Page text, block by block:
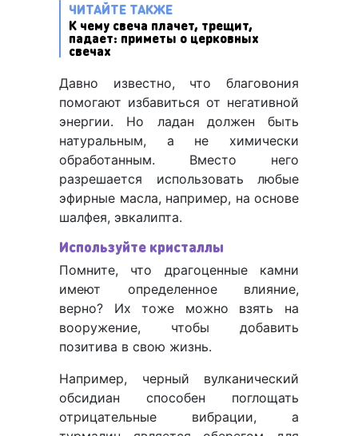
ЧИТАЙТЕ ТАКЖЕ
К чему свеча плачет, трещит,
падает: приметы о церковных
свечах
Давно известно, что благовония
помогают избавиться от негативной
энергии. Но ладан должен быть
натуральным, а не химически
обработанным. Вместо него
разрешается использовать любые
эфирные масла, например, на основе
шалфея, эвкалипта.
Используйте кристаллы
Помните, что драгоценные камни
имеют определенное влияние,
верно? Их тоже можно взять на
вооружение, чтобы добавить
позитива в свою жизнь.
Например, черный вулканический
обсидиан способен поглощать
отрицательные вибрации, а